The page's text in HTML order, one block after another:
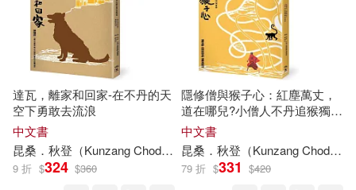
Orison Swett Marden(6)
R. J. 帕拉秋(6) SATOSHI(6)
proto star編集部(6)
《中國京劇流派劇目集成》編委會
河南大學出版社(23)
聯經出版公司(23)
華中科技大學出版社(23)
達瓦，離家和回家-在不丹的天
空下勇敢去流浪
中文書
昆桑． 秋登（Kunzang Choden） 黃意然
9 折 $324 $360
隱修僧與猴子心：紅塵萬丈，
道在哪兒?小僧人不丹追猴獨闖
花花世界
中文書
昆桑． 秋登（Kunzang Choden）
79 折 $331 $420